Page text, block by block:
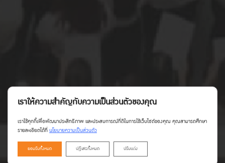
Copyright©Faculty of Economics KU
เราให้ความสำคัญกับความเป็นส่วนตัวของคุณ
เราใช้คุกกี้เพื่อพัฒนาประสิทธิภาพ และประสบการณ์ที่ดีในการใช้เว็บไซต์ของคุณ คุณสามารถศึกษา
รายละเอียดได้ที่นโยบายความเป็นส่วนตัว
ยอมรับทั้งหมด ปฏิเสธทั้งหมด ปรับแต่ง